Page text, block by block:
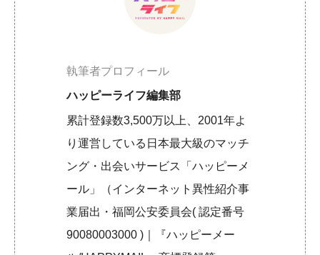
執筆者プロフィール
ハッピーライフ編集部
累計登録数3,500万以上、2001年よ
り運営している日本最大級のマッチ
ング・出会いサービス「ハッピーメ
ール」（インターネット異性紹介事
業届出・福岡公安委員会( 認定番号
90080003000 )｜『ハッピーメー